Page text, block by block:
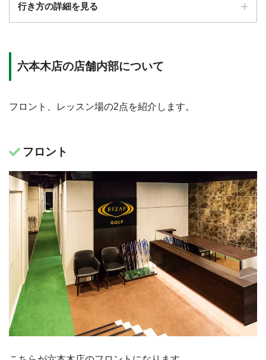
行き方の詳細を見る
六本木一丁目駅からのアクセス
六本木り沿いにあり、1Fにファミリーマートが入っている建物内
の地下1階にございます。
※公式サイトより
六本木店の店舗内部について
フロント、レッスン場の2点を紹介します。
フロント